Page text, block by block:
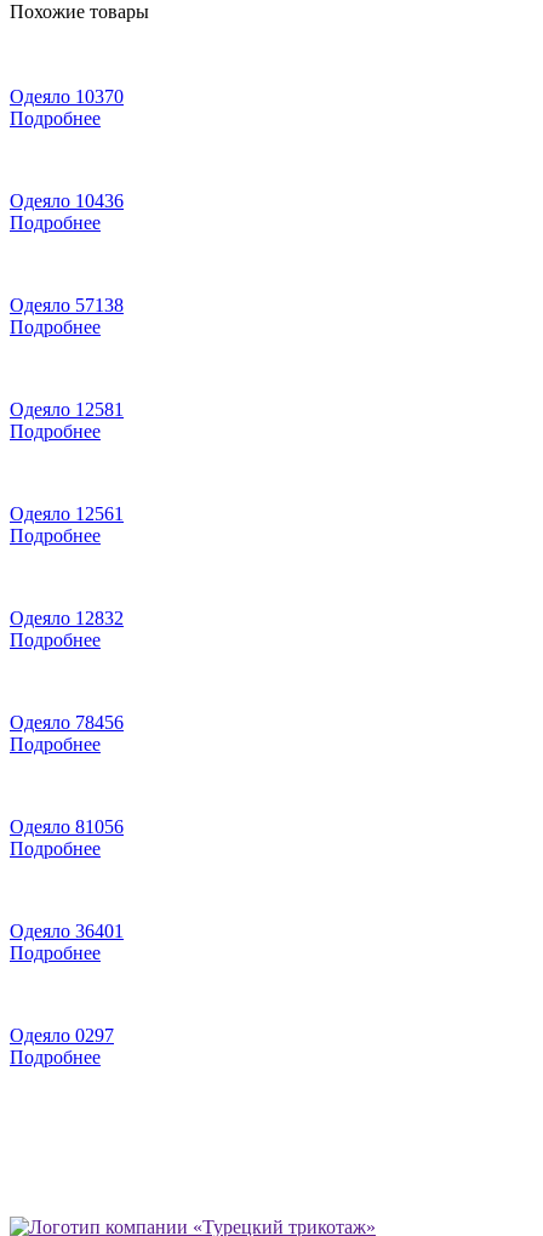
Похожие товары
Одеяло 10370
Подробнее
Одеяло 10436
Подробнее
Одеяло 57138
Подробнее
Одеяло 12581
Подробнее
Одеяло 12561
Подробнее
Одеяло 12832
Подробнее
Одеяло 78456
Подробнее
Одеяло 81056
Подробнее
Одеяло 36401
Подробнее
Одеяло 0297
Подробнее